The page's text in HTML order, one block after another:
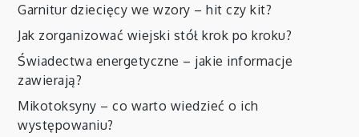
Garnitur dziecięcy we wzory – hit czy kit?
Jak zorganizować wiejski stół krok po kroku?
Świadectwa energetyczne – jakie informacje
zawierają?
Mikotoksyny – co warto wiedzieć o ich
występowaniu?